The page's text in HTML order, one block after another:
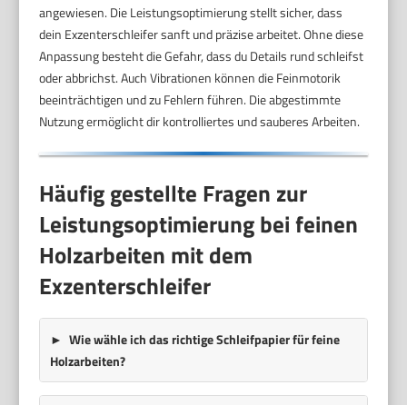
angewiesen. Die Leistungsoptimierung stellt sicher, dass
dein Exzenterschleifer sanft und präzise arbeitet. Ohne diese
Anpassung besteht die Gefahr, dass du Details rund schleifst
oder abbrichst. Auch Vibrationen können die Feinmotorik
beeinträchtigen und zu Fehlern führen. Die abgestimmte
Nutzung ermöglicht dir kontrolliertes und sauberes Arbeiten.
Häufig gestellte Fragen zur
Leistungsoptimierung bei feinen
Holzarbeiten mit dem
Exzenterschleifer
Wie wähle ich das richtige Schleifpapier für feine
Holzarbeiten?